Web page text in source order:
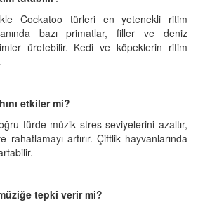
Cockatoo türleri en yetenekli ritim
bazı primatlar, filler ve deniz
üretebilir. Kedi ve köpeklerin ritim
etkiler mi?
türde müzik stres seviyelerini azaltır,
rahatlamayı artırır. Çiftlik hayvanlarında
tepki verir mi?